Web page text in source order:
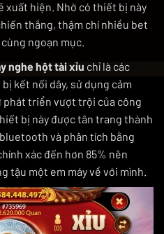
xuất hiện. Nhờ có thiết bị này
thắng, thậm chí nhiều bet
ngoạn mục.
nghe hột tài xỉu chỉ là các
kết nối dây, sử dụng cảm
phát triển vượt trội của công
bị này được tân trang thành
và phân tích bằng
xác đến hơn 85% nên
tậu một em máy về với mình.